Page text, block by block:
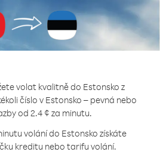
volat kvalitně do Estonsko z
číslo v Estonsko – pevná nebo
od 2.4 ¢ za minutu.
volání do Estonsko získáte
kreditu nebo tarifu volání.